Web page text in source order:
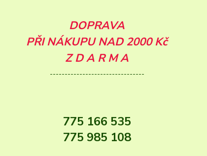
DOPRAVA
PŘI NÁKUPU NAD 2000 Kč
Z D A R M A
--------------------------------
775 166 535
775 985 108